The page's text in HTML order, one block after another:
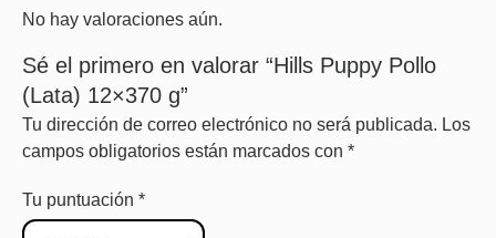
No hay valoraciones aún.
Sé el primero en valorar “Hills Puppy Pollo
(Lata) 12×370 g”
Tu dirección de correo electrónico no será publicada. Los
campos obligatorios están marcados con *
Tu puntuación *